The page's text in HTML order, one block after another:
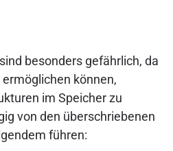
besonders gefährlich, da
können,
im Speicher zu
von den überschriebenen
führen: